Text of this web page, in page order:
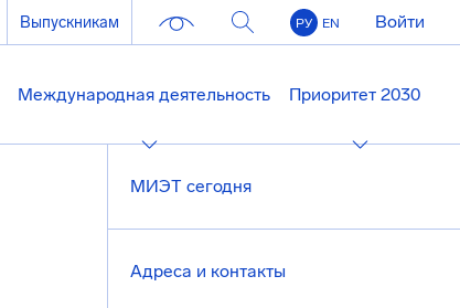
Выпускникам РУ EN Войти
Международная деятельность Приоритет 2030
МИЭТ сегодня
Адреса и контакты